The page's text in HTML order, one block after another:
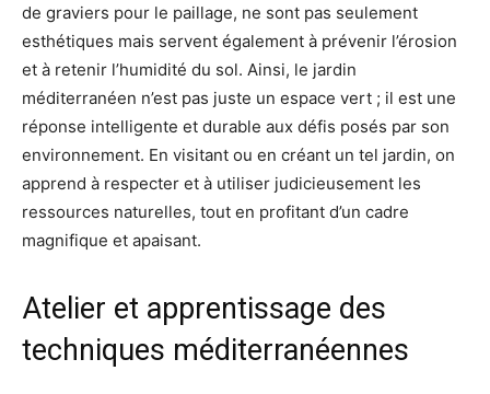
de graviers pour le paillage, ne sont pas seulement
esthétiques mais servent également à prévenir l’érosion
et à retenir l’humidité du sol. Ainsi, le jardin
méditerranéen n’est pas juste un espace vert ; il est une
réponse intelligente et durable aux défis posés par son
environnement. En visitant ou en créant un tel jardin, on
apprend à respecter et à utiliser judicieusement les
ressources naturelles, tout en profitant d’un cadre
magnifique et apaisant.
Atelier et apprentissage des
techniques méditerranéennes